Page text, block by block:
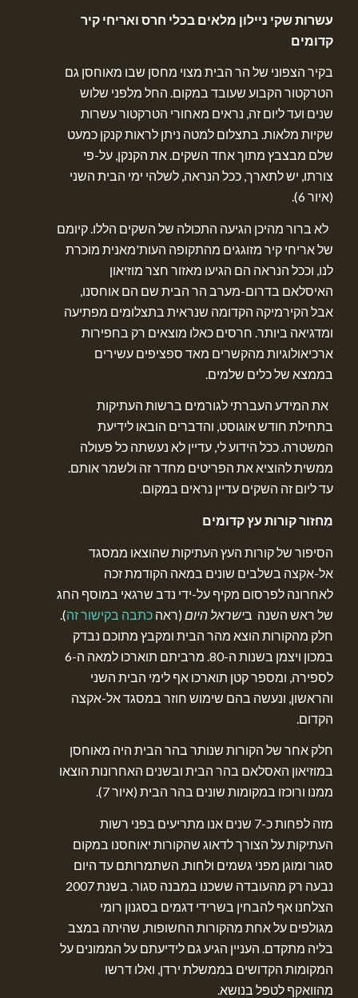
עשרות שקי ניילון מלאים בכלי חרס ואריחי קיר
קדומים
בקיר הצפוני של הר הבית מצוי מחסן שבו מאוחסן גם
הטרקטור הקבוע שעובד במקום. החל מלפני שלוש
שנים ועד ליום זה, נראים מאחורי הטרקטור עשרות
שקיות מלאות. בתצלום למטה ניתן לראות קנקן כמעט
שלם מבצבץ מתוך אחד השקים. את הקנקן, על-פי
צורתו, יש לתארך, ככל הנראה, לשלהי ימי הבית השני
(איור 6).
לא ברור מהיכן הגיעה התכולה של השקים הללו. קיומם
של אריחי קיר מזוגגים מהתקופה העות'מאנית מוכרת
לנו, וככל הנראה הם הגיעו מאזור חצר מוזיאון
האיסלאם בדרום-מערב הר הבית שם הם אוחסנו,
אבל הקירמיקה הקדומה שנראית בתצלומים מפתיעה
ומדגיאה ביותר. חרסים כאלו מוצאים רק בחפירות
ארכיאולוגיות מהקשרים מאד ספציפים עשירים
בממצא של כלים שלמים.
את המידע העברתי לגורמים ברשות העתיקות
בתחילת חודש אוגוסט, והדברים הובאו לידיעת
המשטרה. ככל הידוע לי, עדיין לא נעשתה כל פעולה
ממשית להוציא את הפריטים מחדר זה ולשמר אותם.
עד ליום זה השקים עדיין נראים במקום.
מִחזור קורות עץ קדומים
הסיפור של קורות העץ העתיקות שהוצאו ממסגד
אל-אקצה בשלבים שונים במאה הקודמת זכה
לאחרונה לפרסום מקיף על-ידי נדב שרגאי במוסף החג
של ראש השנה בישראל היום (ראהכתבה בקישור זה).
חלק מהקורות הוצא מהר הבית ומקבץ מתוכם נבדק
במכון ויצמן בשנות ה-80. מרביתם תוארכו למאה ה-6
לספירה, ומספר קטן תוארכו אף לימי הבית השני
והראשון, ונעשה בהם שימוש חוזר במסגד אל-אקצה
הקדום.
חלק אחר של הקורות שנותר בהר הבית היה מאוחסן
במוזיאון האסלאם בהר הבית ובשנים האחרונות הוצאו
ממנו ורוכזו במקומות שונים בהר הבית (איור 7).
מזה לפחות כ-7 שנים אנו מתריעים בפני רשות
העתיקות על הצורך לדאוג שהקורות יאוחסנו במקום
סגור ומוגן מפני גשמים ולחות. השתמרותם עד היום
נבעה רק מהעובדה ששכנו במבנה סגור. בשנת 2007
הצלחנו אף להבחין בשרידי דגמים בסגנון רומי
מגולפים על אחת מהקורות החשופות, שהיתה במצב
בליה מתקדם. העניין הגיע גם לידיעתם על הממונים על
המקומות הקדושים בממשלת ירדן, ואלו דרשו
מהוואקף לטפל בנושא.